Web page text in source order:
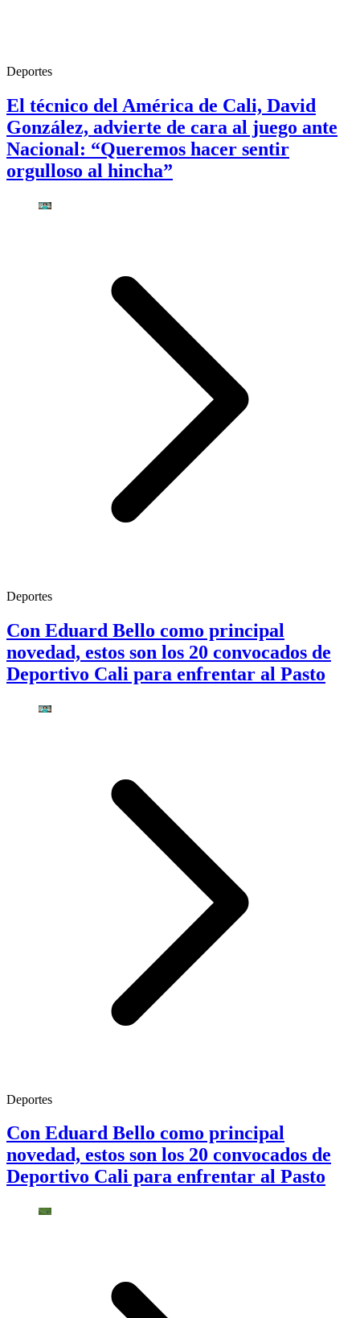
Deportes
El técnico del América de Cali, David
González, advierte de cara al juego ante
Nacional: “Queremos hacer sentir
orgulloso al hincha”
Deportes
Con Eduard Bello como principal
novedad, estos son los 20 convocados de
Deportivo Cali para enfrentar al Pasto
Deportes
Con Eduard Bello como principal
novedad, estos son los 20 convocados de
Deportivo Cali para enfrentar al Pasto